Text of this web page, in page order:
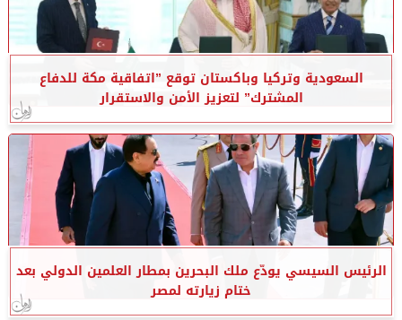
السعودية وتركيا وباكستان توقع ”اتفاقية مكة للدفاع
المشترك” لتعزيز الأمن والاستقرار
الرئيس السيسي يودّع ملك البحرين بمطار العلمين الدولي بعد
ختام زيارته لمصر